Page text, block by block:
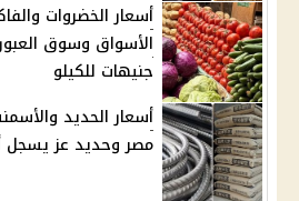
أسعار الخضروات
جنيهات للكيلو
أسعار الحديد
مصر وحديد عز يسجل